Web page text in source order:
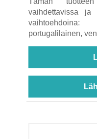
vaihdettavissa ja
portugalilainen,